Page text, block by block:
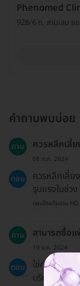
Phenomed
928/6 ถ. สามเสน แ
คำถามพบบ่อย
ถาม ควรหลีกเลี่ย
08 ก.ค. 2024
ตอบ
ควรหลีกเลี่ย
รุนแรงในช่ว
ตอบโดยทีมงาน HD
ถาม สามารถซื้อ
19 ธ.ค. 2024
ตอบ
ใช่ค่ะ คุณสา
บริการให้แอด